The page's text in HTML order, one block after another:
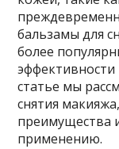
бальзамы для
более
эффективности
статье мы
снятия
преимущества
применению.